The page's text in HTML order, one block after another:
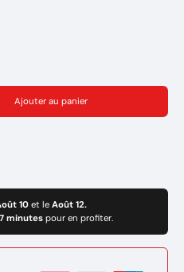
Ajouter au panier
10 et le Août 12.
minutespour en profiter.